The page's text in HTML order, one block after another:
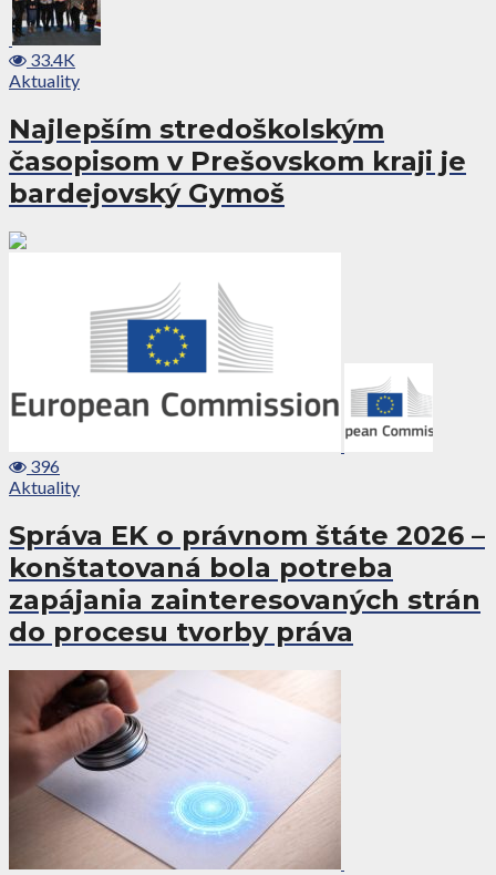
33.4K
Aktuality
Najlepším stredoškolským
časopisom v Prešovskom kraji je
bardejovský Gymoš
396
Aktuality
Správa EK o právnom štáte 2026 –
konštatovaná bola potreba
zapájania zainteresovaných strán
do procesu tvorby práva